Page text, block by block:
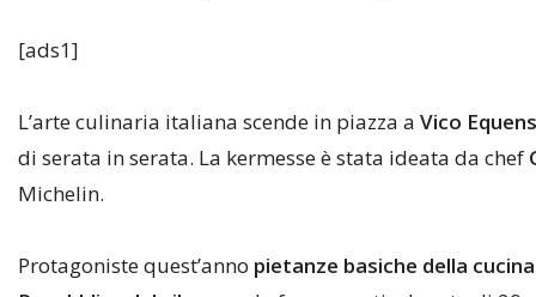
[ads1]
L’arte culinaria italiana scende in piazza a Vico
di serata in serata. La kermesse è stata ideata da chef
Michelin.
Protagoniste quest’anno pietanze basiche della